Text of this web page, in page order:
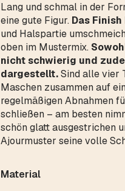
Lang und schmal in der
eine gute Figur. Das
und Halspartie
oben im Mustermix.
nicht schwierig und
dargestellt.Sind alle vier
Maschen zusammen auf
regelmäßigen Abnahmen
schließen – am besten
schön glatt ausgestrichen
Ajourmuster seine volle
Material